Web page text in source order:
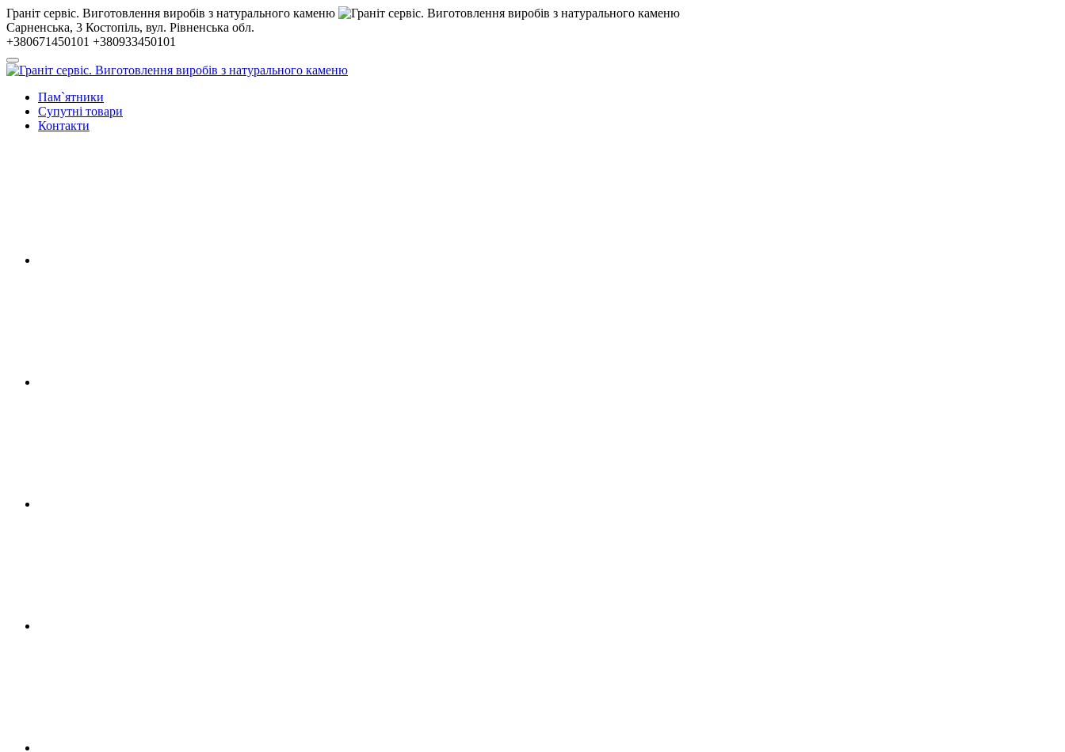
Гранiт сервiс. Виготовлення виробів з натурального каменю
Сарненська, 3 Костопiль, вул. Рiвненська обл.
+380671450101 +380933450101
Пам`ятники
Супутні товари
Контакти